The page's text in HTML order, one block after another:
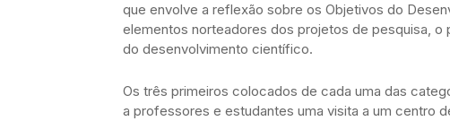
que envolve a reflexão sobre os Objetivos do
elementos norteadores dos projetos de pesquisa,
do desenvolvimento científico.
Os três primeiros colocados de cada uma das
a professores e estudantes uma visita a um centro